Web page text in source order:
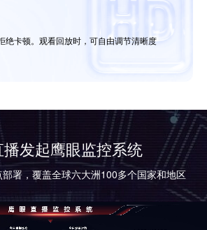
绝卡顿。观看回放时，可自由调节清晰度
发起鹰眼监控系统
署，覆盖全球六大洲100多个国家和地区